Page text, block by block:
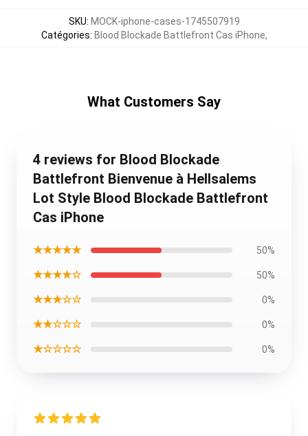
SKU: MOCK-iphone-cases-1745507919
Catégories: Blood Blockade Battlefront Cas iPhone,
What Customers Say
4 reviews for Blood Blockade
Battlefront Bienvenue à Hellsalems
Lot Style Blood Blockade Battlefront
Cas iPhone
★★★★★ 50%
★★★★☆ 50%
★★★☆☆ 0%
★★☆☆☆ 0%
★☆☆☆☆ 0%